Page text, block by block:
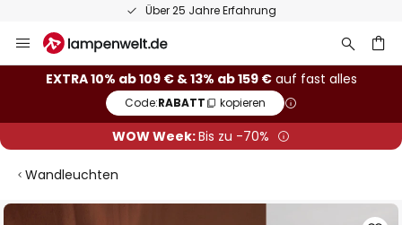
Über 25 Jahre Erfahrung
Inhalt
springen
EXTRA 10% ab 109 € & 13% ab 159 €auf fast alles
Code:RABATT kopieren
WOW Week:Bis zu -70%
Wandleuchten
Zum